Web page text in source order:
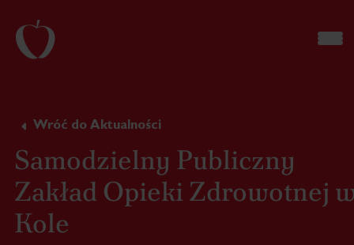
Wróć do Aktualności
Samodzielny Publiczny
Zakład Opieki Zdrowotnej
Kole